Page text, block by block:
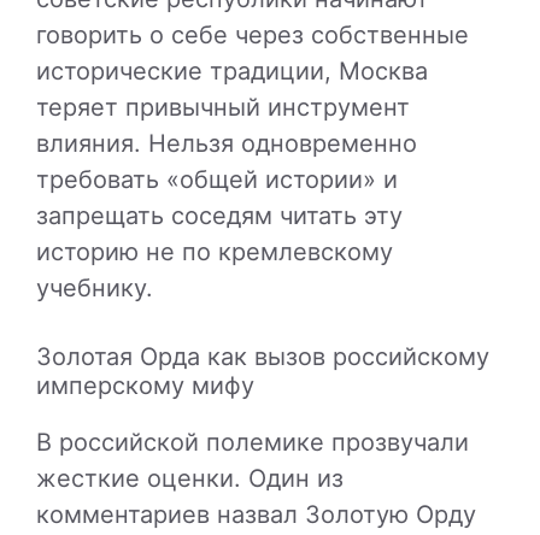
говорить о себе через собственные
исторические традиции, Москва
теряет привычный инструмент
влияния. Нельзя одновременно
требовать «общей истории» и
запрещать соседям читать эту
историю не по кремлевскому
учебнику.
Золотая Орда как вызов российскому
имперскому мифу
В российской полемике прозвучали
жесткие оценки. Один из
комментариев назвал Золотую Орду